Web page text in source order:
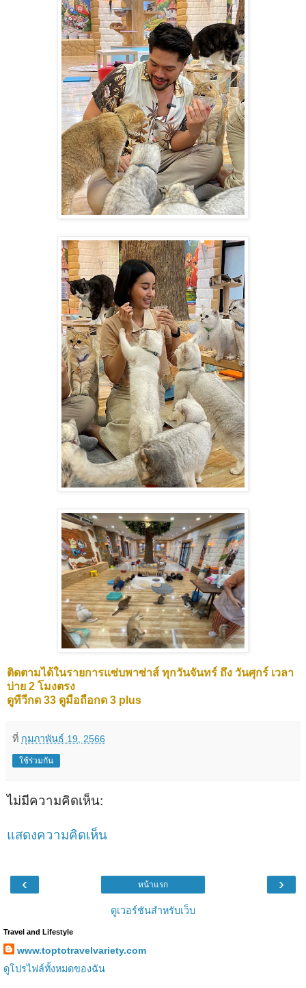
ติดตามได้ในรายการแซ่บพาซ่าส์ ทุกวันจันทร์ ถึง วันศุกร์ เวลา
บ่าย 2 โมงตรง
ดูทีวีกด 33 ดูมือถือกด 3 plus
ที่ กุมภาพันธ์ 19, 2566
ใช้ร่วมกัน
ไม่มีความคิดเห็น:
แสดงความคิดเห็น
‹ ›
หน้าแรก
ดูเวอร์ชันสำหรับเว็บ
Travel and Lifestyle
www.toptotravelvariety.com
ดูโปรไฟล์ทั้งหมดของฉัน